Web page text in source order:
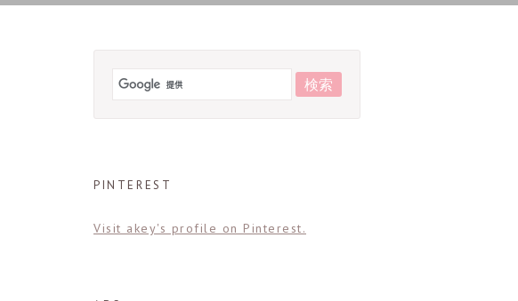
PINTEREST
Visit akey's profile on Pinterest.